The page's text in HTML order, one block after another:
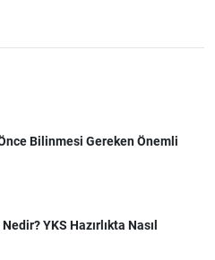
Bilinmesi Gereken Önemli
YKS Hazırlıkta Nasıl